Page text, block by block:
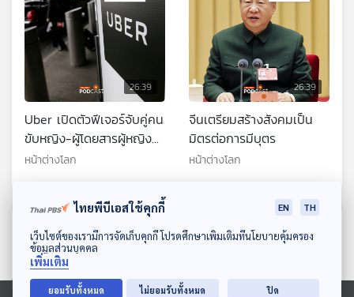
ดาวน์โหลด Thai PBS Podcast Application
26:39
Uber เปิดตัวฟีเจอร์จับคู่คน
ขับหญิง-ผู้โดยสารผู้หญิง
ทั่วสหรัฐฯ
หน้าต่างโลก
26:39
จีนเตรียมสร้างสังคมเป็น
มิตรต่อการมีบุตร
หน้าต่างโลก
ตอนที่เกี่ยวข้อง
ไทยพีบีเอสใช้คุกกี้ EN TH
เว็บไซต์ของเรามีการจัดเก็บคุกกี้ โปรดศึกษาเพิ่มเติมที่นโยบายคุ้มครอง
ข้อมูลส่วนบุคคล
เพิ่มเติม
ยอมรับทั้งหมด ไม่ยอมรับทั้งหมด ปิด